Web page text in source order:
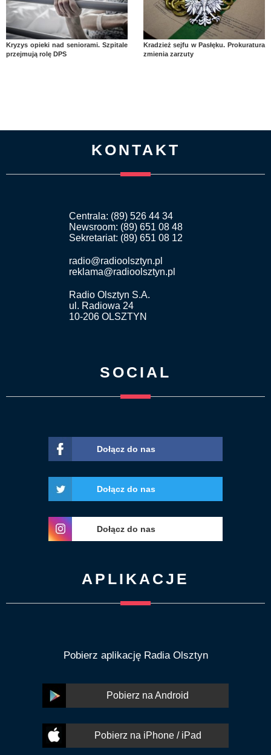
Kryzys opieki nad seniorami. Szpitale
przejmują rolę DPS
Kradzież sejfu w Pasłęku. Prokuratura
zmienia zarzuty
KONTAKT
Centrala: (89) 526 44 34
Newsroom: (89) 651 08 48
Sekretariat: (89) 651 08 12
radio@radioolsztyn.pl
reklama@radioolsztyn.pl
Radio Olsztyn S.A.
ul. Radiowa 24
10-206 OLSZTYN
SOCIAL
Dołącz do nas
Dołącz do nas
Dołącz do nas
APLIKACJE
Pobierz aplikację Radia Olsztyn
Pobierz na Android
Pobierz na iPhone / iPad